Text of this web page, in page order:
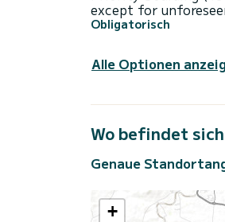
except for
Obligatorisch
Alle Optionen
Wo befindet
Genaue
+